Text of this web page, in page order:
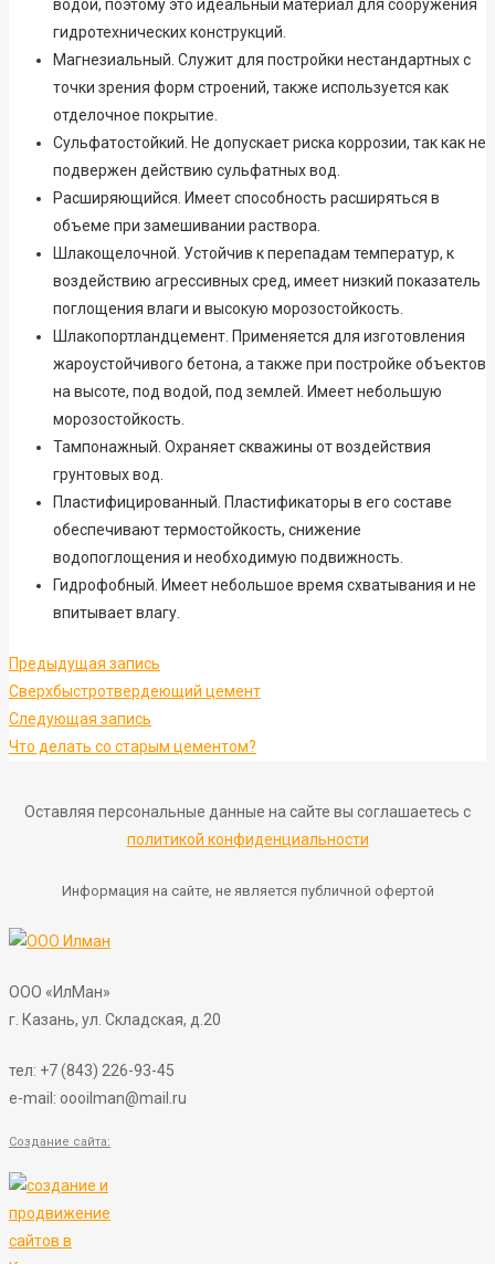
водой, поэтому это идеальный материал для сооружения
гидротехнических конструкций.
Магнезиальный. Служит для постройки нестандартных с
точки зрения форм строений, также используется как
отделочное покрытие.
Сульфатостойкий. Не допускает риска коррозии, так как не
подвержен действию сульфатных вод.
Расширяющийся. Имеет способность расширяться в
объеме при замешивании раствора.
Шлакощелочной. Устойчив к перепадам температур, к
воздействию агрессивных сред, имеет низкий показатель
поглощения влаги и высокую морозостойкость.
Шлакопортландцемент. Применяется для изготовления
жароустойчивого бетона, а также при постройке объектов
на высоте, под водой, под землей. Имеет небольшую
морозостойкость.
Тампонажный. Охраняет скважины от воздействия
грунтовых вод.
Пластифицированный. Пластификаторы в его составе
обеспечивают термостойкость, снижение
водопоглощения и необходимую подвижность.
Гидрофобный. Имеет небольшое время схватывания и не
впитывает влагу.
Предыдущая запись
Cверхбыстротвердеющий цемент
Следующая запись
Что делать со старым цементом?
Оставляя персональные данные на сайте вы соглашаетесь с
политикой конфиденциальности
Информация на сайте, не является публичной офертой
ООО «ИлМан»
г. Казань, ул. Складская, д.20
тел: +7 (843) 226-93-45
e-mail: oooilman@mail.ru
Создание сайта: